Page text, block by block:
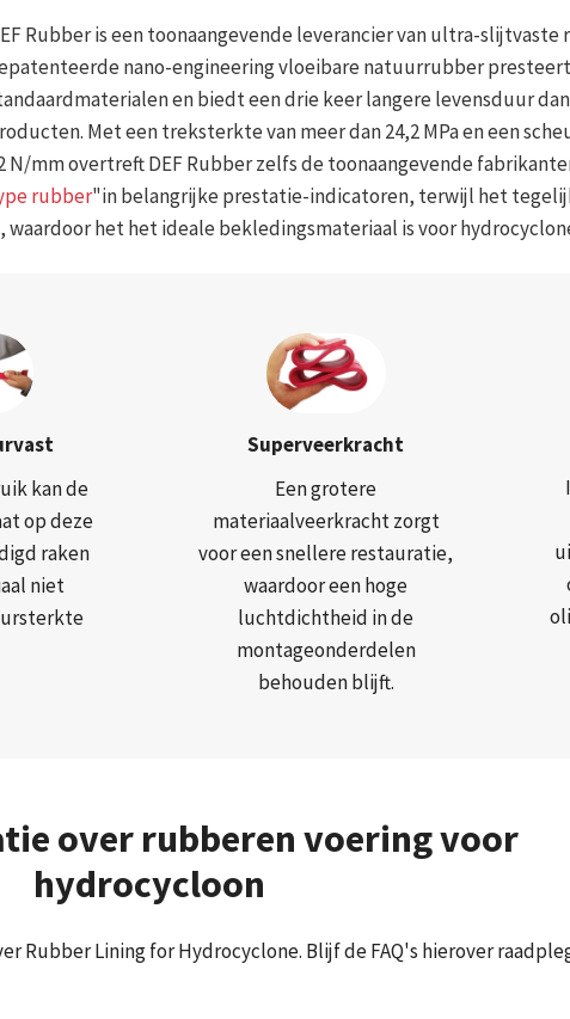
Rubber is een toonaangevende leverancier van ultra-
nano-engineering vloeibare natuurrubber
en biedt een drie keer langere levensduur
Met een treksterkte van meer dan 24,2 MPa en een
N/mm overtreft DEF Rubber zelfs de toonaangevende
rubber"in belangrijke prestatie-indicatoren, terwijl het
waardoor het het ideale bekledingsmateriaal is voor
kan de
op deze
raken
niet
Superveerkracht
Een grotere
materiaalveerkracht zorgt
voor een snellere restauratie,
waardoor een hoge
luchtdichtheid in de
montageonderdelen
behouden blijft.
over rubberen voering voor
hydrocycloon
Rubber Lining for Hydrocyclone. Blijf de FAQ's hierover